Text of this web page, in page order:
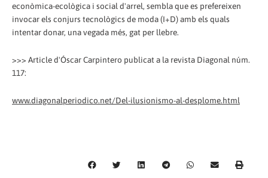
econòmica-ecològica i social d'arrel, sembla que es prefereixen
invocar els conjurs tecnològics de moda (I+D) amb els quals
intentar donar, una vegada més, gat per llebre.
>>> Article d'Óscar Carpintero publicat a la revista Diagonal núm.
117:
www.diagonalperiodico.net/Del-ilusionismo-al-desplome.html